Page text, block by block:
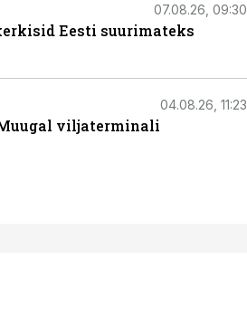
07.08.26, 09:30
Eesti suurimateks
04.08.26, 11:23
viljaterminali